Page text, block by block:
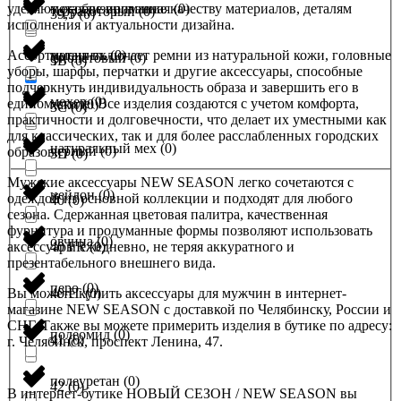
39,5 (0)
3B (0)
3C (0)
3D (0)
40 (0)
40 FR (0)
40 IT (0)
41 (0)
42 (0)
терракоторый (0)
фиолетовый (0)
хаки (0)
черный (0)
металлизированная (0)
метанить (0)
мохер (0)
натуральный мех (0)
нейлон (0)
овчина (0)
перо (0)
полеомид (0)
полеуретан (0)
уделяют особое внимание качеству материалов, деталям
исполнения и актуальности дизайна.
Ассортимент включает ремни из натуральной кожи, головные
уборы, шарфы, перчатки и другие аксессуары, способные
подчеркнуть индивидуальность образа и завершить его в
едином стиле. Все изделия создаются с учетом комфорта,
практичности и долговечности, что делает их уместными как
для классических, так и для более расслабленных городских
образов.
Мужские аксессуары NEW SEASON легко сочетаются с
одеждой из основной коллекции и подходят для любого
сезона. Сдержанная цветовая палитра, качественная
фурнитура и продуманные формы позволяют использовать
аксессуары ежедневно, не теряя аккуратного и
презентабельного внешнего вида.
Вы можете купить аксессуары для мужчин в интернет-
магазине NEW SEASON с доставкой по Челябинску, России и
СНГ. Также вы можете примерить изделия в бутике по адресу:
г. Челябинск, проспект Ленина, 47.
В интернет-бутике НОВЫЙ СЕЗОН / NEW SEASON вы